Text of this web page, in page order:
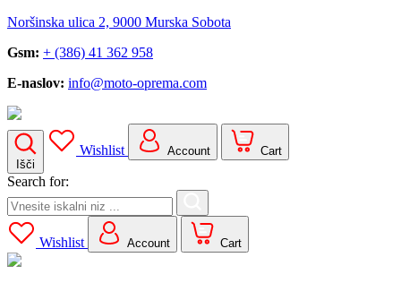
Noršinska ulica 2, 9000 Murska Sobota
Gsm: + (386) 41 362 958
E-naslov: info@moto-oprema.com
Išči
Wishlist Account Cart
Search for:
Wishlist Account Cart